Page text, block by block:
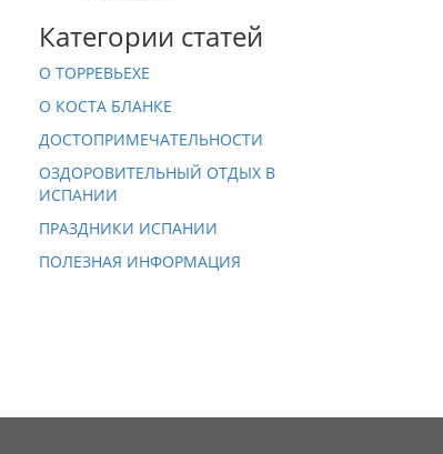
Категории статей
О ТОРРЕВЬЕХЕ
О КОСТА БЛАНКЕ
ДОСТОПРИМЕЧАТЕЛЬНОСТИ
ОЗДОРОВИТЕЛЬНЫЙ ОТДЫХ В
ИСПАНИИ
ПРАЗДНИКИ ИСПАНИИ
ПОЛЕЗНАЯ ИНФОРМАЦИЯ